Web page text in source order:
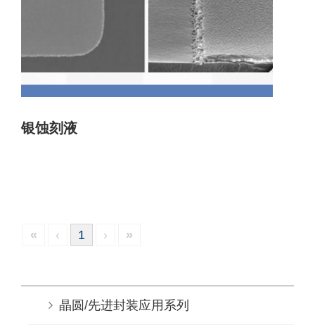
晶圆/先进封装应用系列
银蚀刻液
« ‹ 1 › »